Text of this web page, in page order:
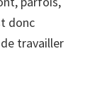
donc
travailler